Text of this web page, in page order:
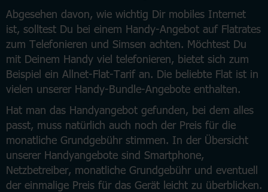
Abgesehen davon, wie wichtig Dir mobiles Internet
ist, solltest Du bei einem Handy-Angebot auf Flatrates
zum Telefonieren und Simsen achten. Möchtest Du
mit Deinem Handy viel telefonieren, bietet sich zum
Beispiel ein Allnet-Flat-Tarif an. Die beliebte Flat ist in
vielen unserer Handy-Bundle-Angebote enthalten.
Hat man das Handyangebot gefunden, bei dem alles
passt, muss natürlich auch noch der Preis für die
monatliche Grundgebühr stimmen. In der Übersicht
unserer Handyangebote sind Smartphone,
Netzbetreiber, monatliche Grundgebühr und eventuell
der einmalige Preis für das Gerät leicht zu überblicken.